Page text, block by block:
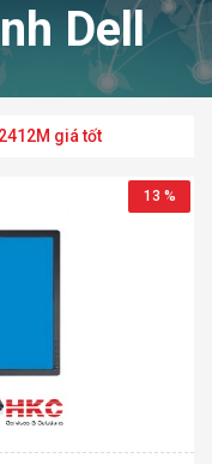
Dell
giá
giá tốt
13 %